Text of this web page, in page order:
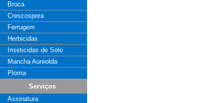
Broca
Crescospora
Ferrugem
Herbicidas
Inseticidas de Solo
Mancha Aureolda
Ploma
Serviços
Assinatura